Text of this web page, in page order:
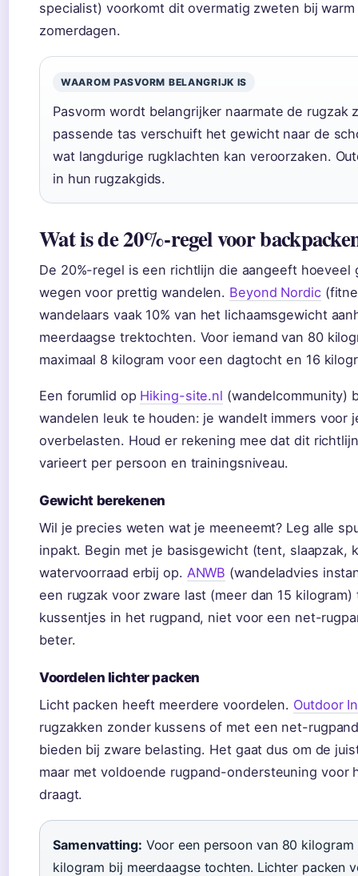
specialist) voorkomt dit overmatig zweten bij
zomerdagen.
WAAROM PASVORM BELANGRIJK IS
Pasvorm wordt belangrijker naarmate de
passende tas verschuift het gewicht naar de
wat langdurige rugklachten kan veroorzaken.
in hun rugzakgids.
Wat is de 20%-regel voor
De 20%-regel is een richtlijn die aangeeft hoeveel
wegen voor prettig wandelen. Beyond Nordic
wandelaars vaak 10% van het lichaamsgewicht
meerdaagse trektochten. Voor iemand van 80
maximaal 8 kilogram voor een dagtocht en 16
Een forumlid op Hiking-site.nl (wandelcommunity)
wandelen leuk te houden: je wandelt immers voor
overbelasten. Houd er rekening mee dat dit
varieert per persoon en trainingsniveau.
Gewicht berekenen
Wil je precies weten wat je meeneemt? Leg alle
inpakt. Begin met je basisgewicht (tent, slaapzak,
watervoorraad erbij op. ANWB (wandeladvies
een rugzak voor zware last (meer dan 15
kussentjes in het rugpand, niet voor een net-
beter.
Voordelen lichter packen
Licht packen heeft meerdere voordelen. Outdoor
rugzakken zonder kussens of met een net-
bieden bij zware belasting. Het gaat dus om de
maar met voldoende rugpand-ondersteuning voor
draagt.
Samenvatting: Voor een persoon van 80
kilogram bij meerdaagse tochten. Lichter packen